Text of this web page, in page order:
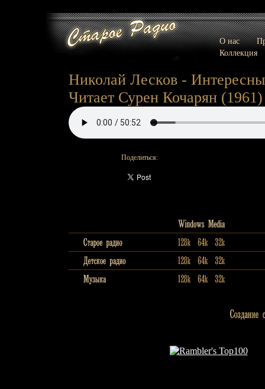
О нас
Коллекция
Николай Лесков -
Читает Сурен Кочарян (1961)
Поделиться: